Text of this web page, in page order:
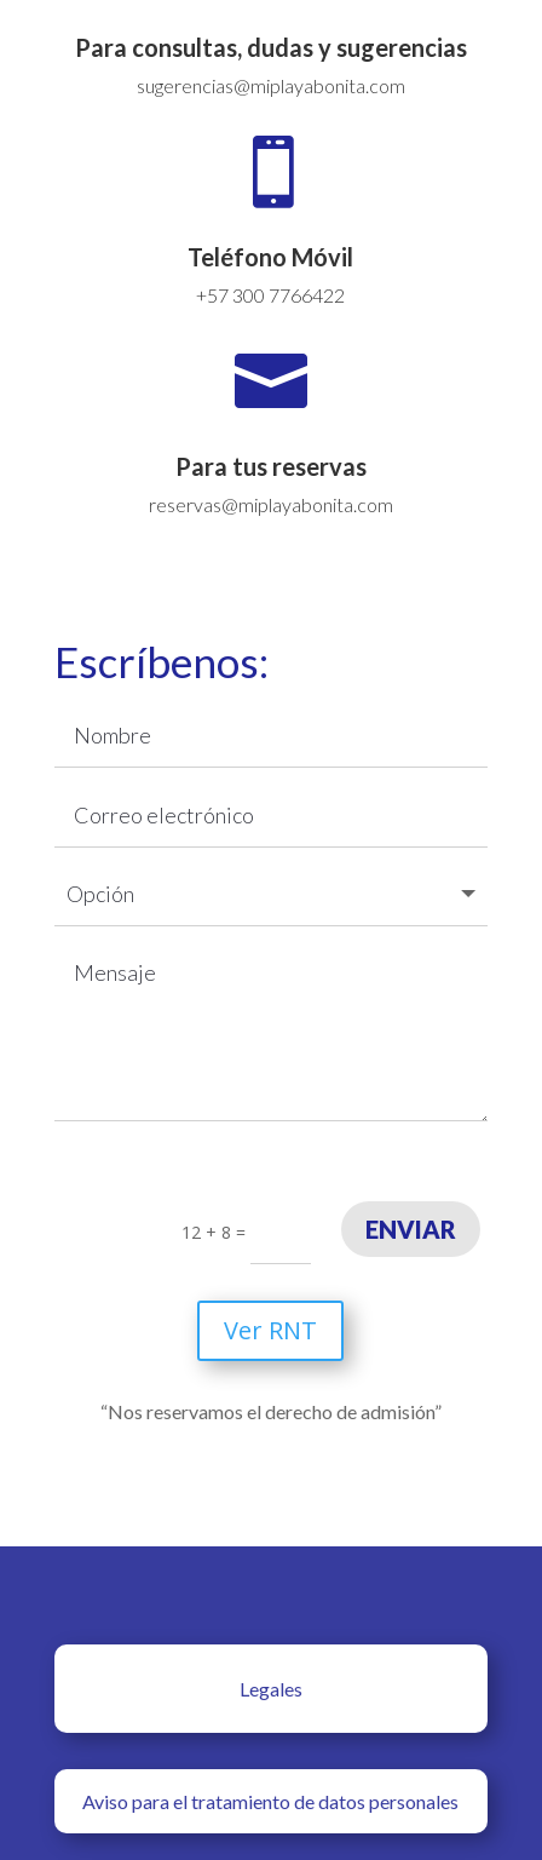
Para consultas, dudas y sugerencias
sugerencias@miplayabonita.com

Teléfono Móvil
+57 300 7766422

Para tus reservas
reservas@miplayabonita.com
Escríbenos:
12 + 8 = ENVIAR
Ver RNT
“Nos reservamos el derecho de admisión”
Legales
Aviso para el tratamiento de datos personales